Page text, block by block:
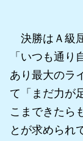
決勝はＡ級
「いつも通
あり最大のラ
て「まだ力が
こまできたら
とが求められ